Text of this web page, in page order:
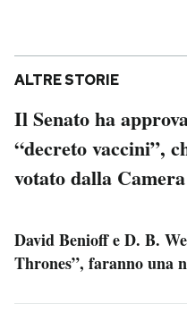
ALTRE STORIE
Il Senato ha
“decreto vaccini”,
votato dalla Camera
David Benioff e D. B.
Thrones”, faranno una